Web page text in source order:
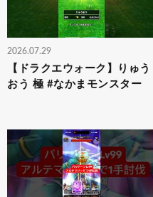
2026.07.29
【ドラクエウォーク】りゅう
おう 極 #なかまモンスター